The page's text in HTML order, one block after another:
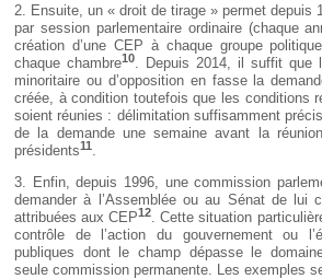
2. Ensuite, un « droit de tirage » permet depuis
par session parlementaire ordinaire (chaque
création d’une CEP à chaque groupe
chaque chambre10
. Depuis 2014, il suffit que
minoritaire ou d’opposition en fasse la
créée, à condition toutefois que les conditions
soient réunies : délimitation suffisamment
de la demande une semaine avant la
présidents11
3. Enfin, depuis 1996, une commission
demander à l’Assemblée ou au Sénat de lui
attribuées aux CEP12
. Cette situation
contrôle de l’action du gouvernement ou
publiques dont le champ dépasse le
seule commission permanente. Les exemples